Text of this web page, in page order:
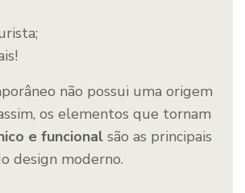
não possui uma origem
os elementos que tornam
e funcional são as principais
design moderno.